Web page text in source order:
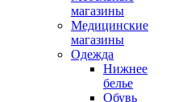
магазины
Медицинские
магазины
Одежда
Нижнее
белье
Обувь